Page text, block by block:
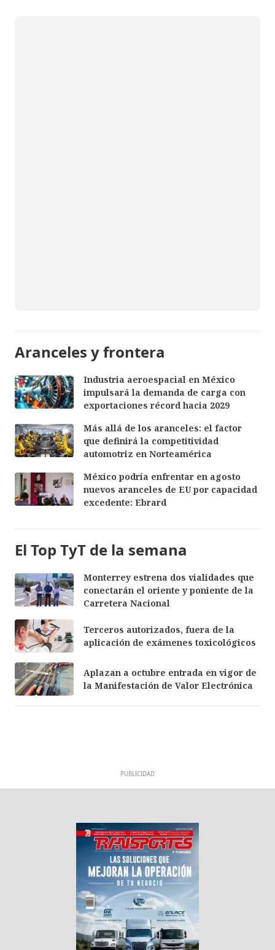
Aranceles y frontera
Industria aeroespacial en México
impulsará la demanda de carga con
exportaciones récord hacia 2029
Más allá de los aranceles: el factor
que definirá la competitividad
automotriz en Norteamérica
México podría enfrentar en agosto
nuevos aranceles de EU por capacidad
excedente: Ebrard
El Top TyT de la semana
Monterrey estrena dos vialidades que
conectarán el oriente y poniente de la
Carretera Nacional
Terceros autorizados, fuera de la
aplicación de exámenes toxicológicos
Aplazan a octubre entrada en vigor de
la Manifestación de Valor Electrónica
PUBLICIDAD